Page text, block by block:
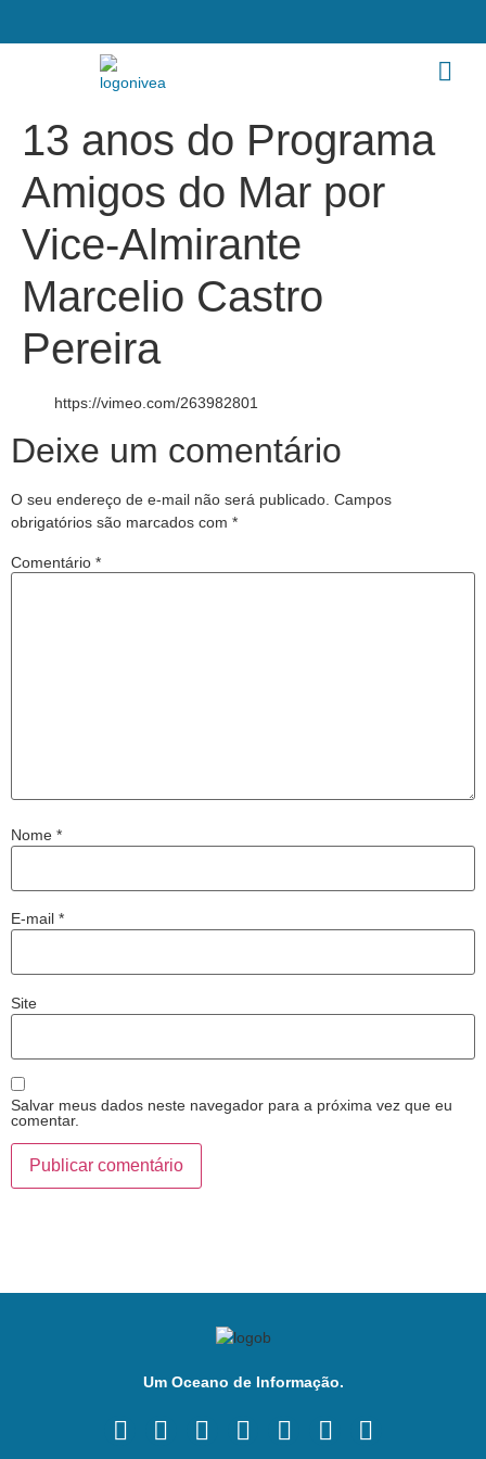
13 anos do Programa
Amigos do Mar por
Vice-Almirante
Marcelio Castro
Pereira
https://vimeo.com/263982801
Deixe um comentário
O seu endereço de e-mail não será publicado. Campos
obrigatórios são marcados com *
Comentário *
Nome *
E-mail *
Site
Salvar meus dados neste navegador para a próxima vez que eu
comentar.
Um Oceano de Informação.